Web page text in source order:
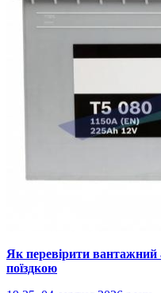
Як перевірити
поїздкою